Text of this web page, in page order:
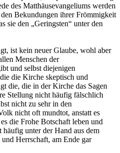
des Matthäusevangeliums werden
Bekundungen ihrer Frömmigkeit
sie den „Geringsten“ unter den
ist kein neuer Glaube, wohl aber
Menschen der
und selbst diejenigen
die Kirche skeptisch und
die, die in der Kirche das Sagen
Stellung nicht häufig fälschlich
nicht zu sehr in den
nicht oft mundtot, anstatt es
die Frohe Botschaft leben und
unter der Hand aus dem
Herrschaft, am Ende gar